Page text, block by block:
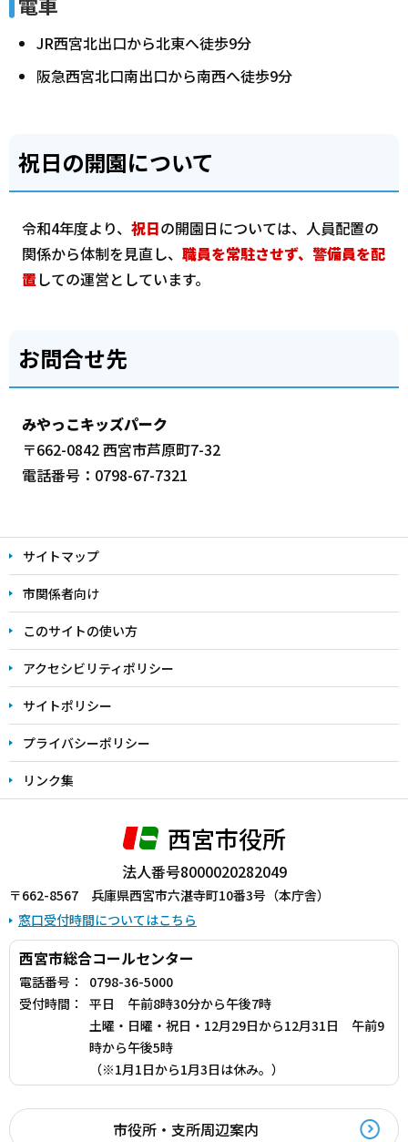
JR西宮北出口から北東へ徒歩9分
阪急西宮北口南出口から南西へ徒歩9分
祝日の開園について
令和4年度より、 祝日の開園日については、人員配置の
関係から体制を見直し、 職員を常駐させず、警備員を配
置しての運営としています。
お問合せ先
みやっこキッズパーク
〒662-0842 西宮市芦原町7-32
電話番号：0798-67-7321
文
こ
こ
ま
で
サイトマップ
市関係者向け
このサイトの使い方
アクセシビリティポリシー
サイトポリシー
プライバシーポリシー
リンク集
西宮市役所
法人番号8000020282049
〒662-8567 兵庫県西宮市六湛寺町10番3号（本庁舎）
窓口受付時間についてはこちら
西宮市総合コールセンター
電話番号：
0798-36-5000
受付時間：
平日 午前8時30分から午後7時
土曜・日曜・祝日・12月29日から12月31日 午前9
時から午後5時
（※1月1日から1月3日は休み。）
市役所・支所周辺案内